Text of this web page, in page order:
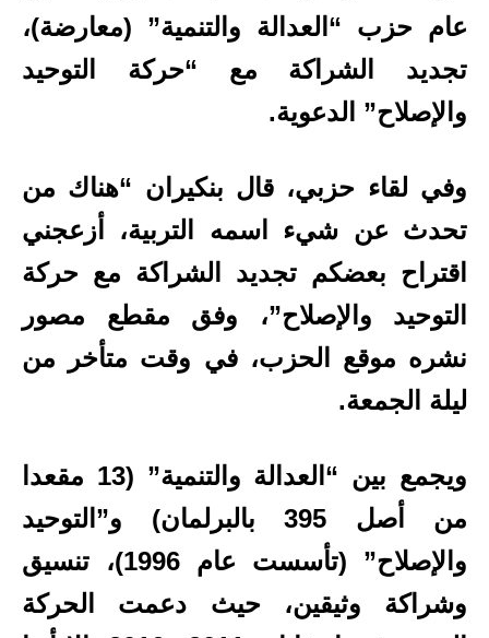
عام حزب “العدالة والتنمية” (معارضة)،
تجديد الشراكة مع “حركة التوحيد
والإصلاح” الدعوية.
وفي لقاء حزبي، قال بنكيران “هناك من
تحدث عن شيء اسمه التربية، أزعجني
اقتراح بعضكم تجديد الشراكة مع حركة
التوحيد والإصلاح”، وفق مقطع مصور
نشره موقع الحزب، في وقت متأخر من
ليلة الجمعة.
ويجمع بين “العدالة والتنمية” (13 مقعدا
من أصل 395 بالبرلمان) و”التوحيد
والإصلاح” (تأسست عام 1996)، تنسيق
وشراكة وثيقين، حيث دعمت الحركة